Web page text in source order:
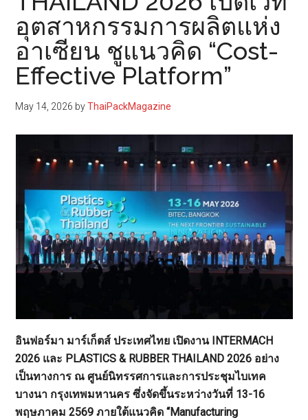
อุตสาหกรรมการผลิตแห่ง
อาเซียน ชูแนวคิด “Cost-
Effective Platform”
May 14, 2026 byThaiPackMagazine
อินฟอร์มา มาร์เก็ตส์ ประเทศไทย เปิดงาน INTERMACH
2026 และ PLASTICS & RUBBER THAILAND 2026 อย่าง
เป็นทางการ ณ ศูนย์นิทรรศการและการประชุมไบเทค
บางนา กรุงเทพมหานคร ซึ่งจัดขึ้นระหว่างวันที่ 13-16
พฤษภาคม 2569 ภายใต้แนวคิด “Manufacturing